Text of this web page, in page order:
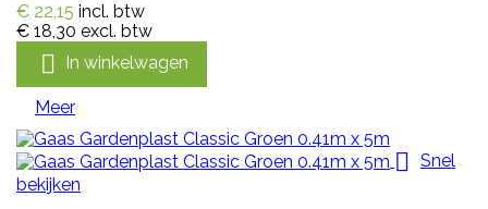
€ 22,15 incl. btw
€ 18,30 excl. btw
 In winkelwagen
Meer
 Snel
bekijken